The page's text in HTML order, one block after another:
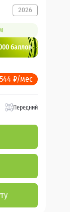
2026
баллов
₽/мес
Передний